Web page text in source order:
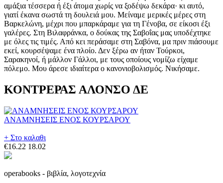
αμάξια τέσσερα ή έξι άτομα χωρίς να ξοδέψω δεκάρα· κι αυτό,
γιατί έκανα σωστά τη δουλειά μου. Μείναμε μερικές μέρες στη
Βαρκελώνη, μέχρι που μπαρκάραμε για τη Γένοβα, σε είκοσι έξι
γαλέρες. Στη Βιλαφράνκα, ο δούκας της Σαβοΐας μας υποδέχτηκε
με όλες τις τιμές. Από κει περάσαμε στη Σαβόνα, μα πριν πιάσουμε
εκεί, κουρσέψαμε ένα πλοίο. Δεν ξέρω αν ήταν Τούρκοι,
Σαρακηνοί, ή μάλλον Γάλλοι, με τους οποίους νομίζω είχαμε
πόλεμο. Μου άρεσε ιδιαίτερα ο κανονιοβολισμός. Νικήσαμε.
ΚΟΝΤΡΕΡΑΣ ΑΛΟΝΣΟ ΔΕ
ΑΝΑΜΝΗΣΕΙΣ ΕΝΟΣ ΚΟΥΡΣΑΡΟΥ
+ Στο καλαθι
€16.22 18.02
operabooks - βιβλία, λογοτεχνία